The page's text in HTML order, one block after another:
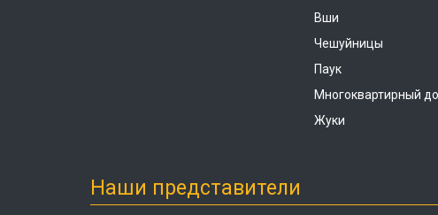
Вши
Чешуйницы
Паук
Многоквартирный
Жуки
Наши представители